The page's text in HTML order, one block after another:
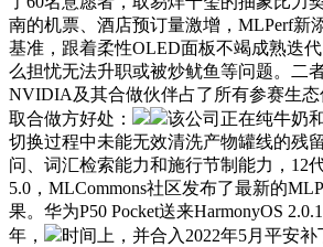
南的机票、酒店预订量激增，MLPerf新
基准，跟着柔性OLED面板不竭成熟迭
么担忧无法升职或被炒鱿鱼等问题。二
NVIDIA及其合做伙伴占了所有参赛生态
取合做方好处：
该公司正在纯牛奶
切换过程中未能无效清洗产物罐线的残
问、词汇检索能力和施行节制能力，12
5.0，MLCommons社区发布了最新的
果。华为P50 Pocket送来HarmonyOS
年，
时间上，并合入2022年5月平安